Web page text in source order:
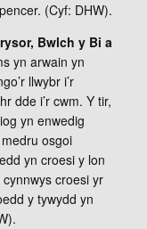
(Cyf: DHW).
Bwlch y Bi a
yn arwain yn
llwybr i’r
dde i’r cwm. Y tir,
yn enwedig
osgoi
yn croesi y lon
croesi yr
y tywydd yn